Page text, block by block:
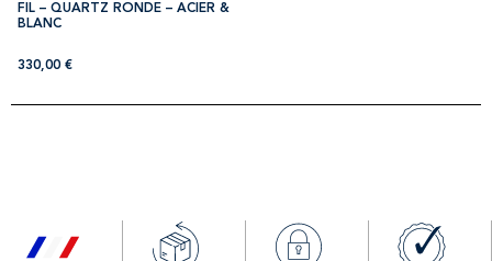
FIL – QUARTZ RONDE – ACIER &
BLANC
330,00 €